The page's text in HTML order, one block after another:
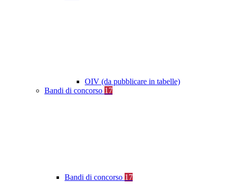
OIV (da pubblicare in tabelle)
Bandi di concorso 17
Bandi di concorso 17